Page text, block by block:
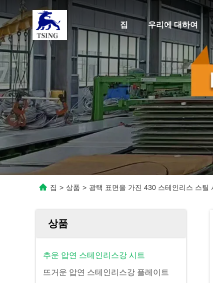
집 우리에 대하여
집 > 상품 > 광택 표면을 가진 430 스테인리스 스틸
상품
추운 압연 스테인리스강 시트
뜨거운 압연 스테인리스강 플레이트